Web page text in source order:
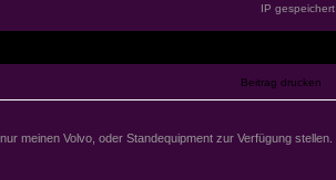
IP gespeichert
meinen Volvo, oder Standequipment zur Verfügung stellen.